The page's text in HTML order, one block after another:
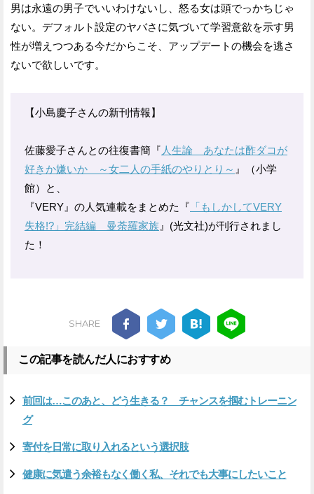
男は永遠の男子でいいわけないし、怒る女は頭でっかちじゃ
ない。デフォルト設定のヤバさに気づいて学習意欲を示す男
性が増えつつある今だからこそ、アップデートの機会を逃さ
ないで欲しいです。
【小島慶子さんの新刊情報】
佐藤愛子さんとの往復書簡『 人生論 あなたは酢ダコが
好きか嫌いか ～女二人の手紙のやりとり～ 』（小学
館）と、
『VERY』の人気連載をまとめた『 「もしかしてVERY
失格!?」完結編 曼荼羅家族 』(光文社)が刊行されまし
た！
SHARE
この記事を読んだ人におすすめ
前回は…このあと、どう生きる？ チャンスを掴むトレーニン
グ
寄付を日常に取り入れるという選択肢
健康に気遣う余裕もなく働く私、それでも大事にしたいこと